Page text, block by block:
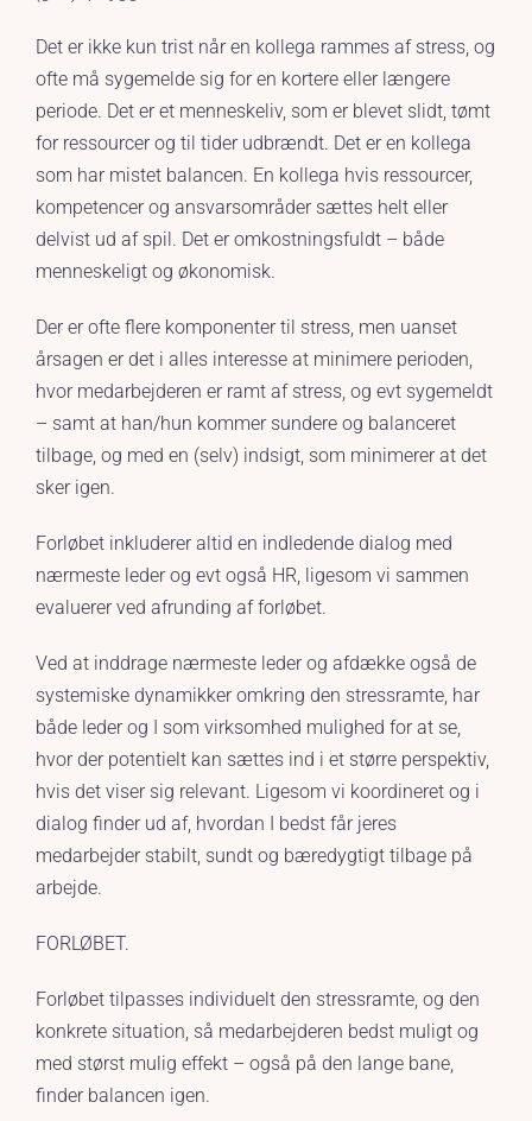
Det er ikke kun trist når en kollega rammes af stress, og
ofte må sygemelde sig for en kortere eller længere
periode. Det er et menneskeliv, som er blevet slidt, tømt
for ressourcer og til tider udbrændt. Det er en kollega
som har mistet balancen. En kollega hvis ressourcer,
kompetencer og ansvarsområder sættes helt eller
delvist ud af spil. Det er omkostningsfuldt – både
menneskeligt og økonomisk.
Der er ofte flere komponenter til stress, men uanset
årsagen er det i alles interesse at minimere perioden,
hvor medarbejderen er ramt af stress, og evt sygemeldt
– samt at han/hun kommer sundere og balanceret
tilbage, og med en (selv) indsigt, som minimerer at det
sker igen.
Forløbet inkluderer altid en indledende dialog med
nærmeste leder og evt også HR, ligesom vi sammen
evaluerer ved afrunding af forløbet.
Ved at inddrage nærmeste leder og afdække også de
systemiske dynamikker omkring den stressramte, har
både leder og I som virksomhed mulighed for at se,
hvor der potentielt kan sættes ind i et større perspektiv,
hvis det viser sig relevant. Ligesom vi koordineret og i
dialog finder ud af, hvordan I bedst får jeres
medarbejder stabilt, sundt og bæredygtigt tilbage på
arbejde.
FORLØBET.
Forløbet tilpasses individuelt den stressramte, og den
konkrete situation, så medarbejderen bedst muligt og
med størst mulig effekt – også på den lange bane,
finder balancen igen.